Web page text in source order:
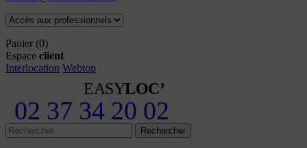
Panier (0)
Espace client
Interlocation Webtop
EASYLOC’
02 37 34 20 02
Rechercher